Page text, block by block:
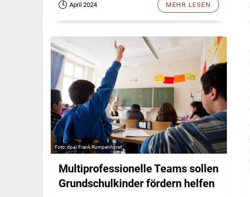
April 2024 MEHR LESEN
dpa/ Frank Rumpenhorst
Multiprofessionelle Teams sollen
Grundschulkinder fördern helfen